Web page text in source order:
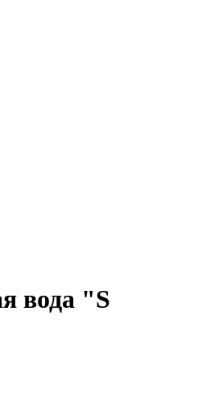
вода "S